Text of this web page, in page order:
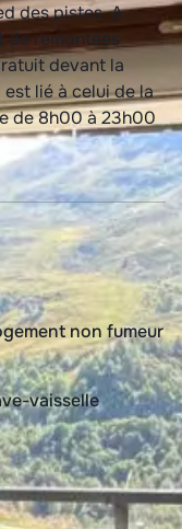
des pistes. A
de remontées
devant la
lié à celui de la
de 8h00 à 23h00
non fumeur
vaisselle